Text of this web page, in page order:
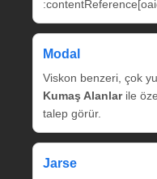
Modal
Viskon benzeri, çok
Kumaş Alanlarile
talep görür.
Jarse